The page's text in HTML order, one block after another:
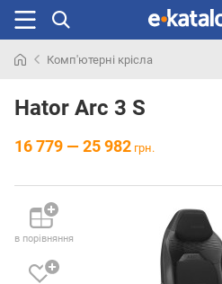
раніше
Комп'ютерні крісла
Hator Arc 3 S
16 779 — 25 982 грн.
в порівняння